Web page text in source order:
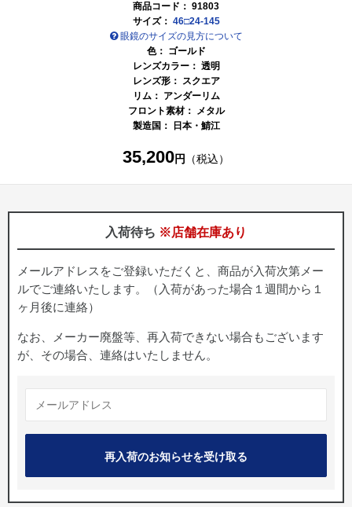
商品コード： 91803
サイズ： 46□24-145
眼鏡のサイズの見方について
色： ゴールド
レンズカラー： 透明
レンズ形： スクエア
リム： アンダーリム
フロント素材： メタル
製造国：
日本・鯖江
35,200円 （税込）
入荷待ち ※店舗在庫あり
メールアドレスをご登録いただくと、商品が入荷次第メー
ルでご連絡いたします。（入荷があった場合１週間から１
ヶ月後に連絡）
なお、メーカー廃盤等、再入荷できない場合もございます
が、その場合、連絡はいたしません。